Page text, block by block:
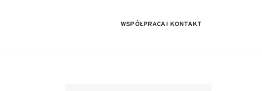
WSPÓŁPRACA I KONTAKT